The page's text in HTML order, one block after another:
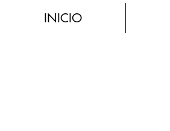
INICIO